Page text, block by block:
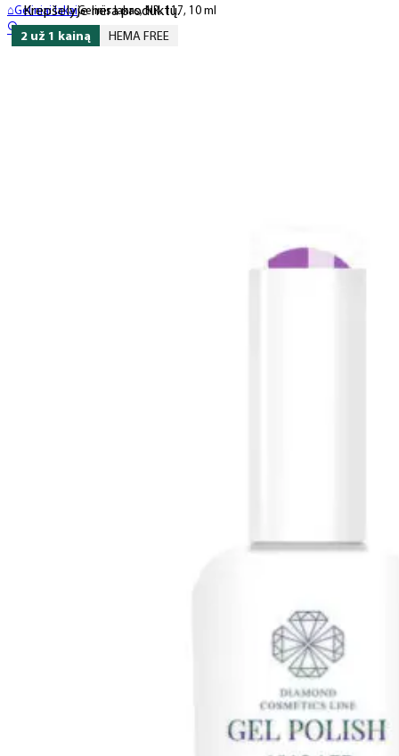
Krepšelyje nėra produktų.
⌂Geliniai lakaiGelinis lakas, NR. 117, 10 ml
2 už 1 kainą HEMA FREE
🔍